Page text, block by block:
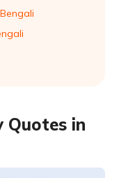
Quotes in